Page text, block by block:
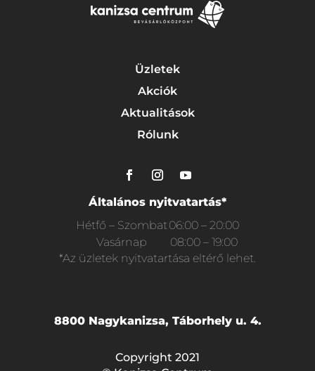
Üzletek
Akciók
Aktualitások
Rólunk
Általános nyitvatartás*
Hétfő – Szombat 06:00 – 20:00
Vasárnap
08:00 – 19:00
*Az üzletek nyitvatartása eltérő lehet.
8800 Nagykanizsa, Táborhely u. 4.
Copyright 2021